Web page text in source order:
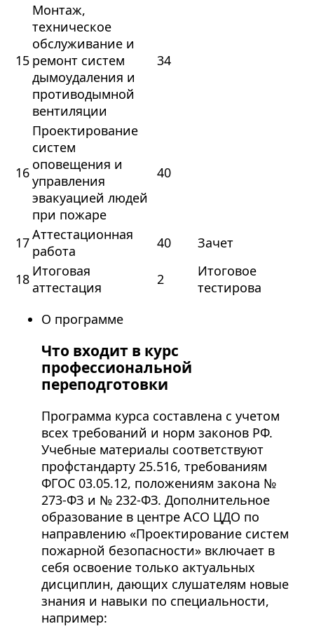
15
Монтаж,
техническое
обслуживание и
ремонт систем
дымоудаления и
противодымной
вентиляции
34
16
Проектирование
систем
оповещения и
управления
эвакуацией людей
при пожаре
40
17Аттестационная
работа
40 Зачет
18 Итоговая
аттестация
2
Итоговое
тестирова
О программе
Что входит в курс
профессиональной
переподготовки
Программа курса составлена с учетом
всех требований и норм законов РФ.
Учебные материалы соответствуют
профстандарту 25.516, требованиям
ФГОС 03.05.12, положениям закона №
273-ФЗ и № 232-ФЗ. Дополнительное
образование в центре АСО ЦДО по
направлению «Проектирование систем
пожарной безопасности» включает в
себя освоение только актуальных
дисциплин, дающих слушателям новые
знания и навыки по специальности,
например: